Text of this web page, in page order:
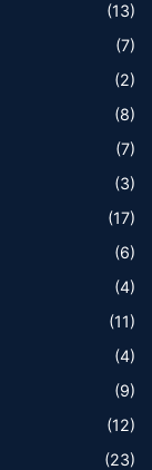
(13)
(7)
(2)
(8)
(7)
(3)
(17)
(6)
(4)
(11)
(4)
(9)
(12)
(23)